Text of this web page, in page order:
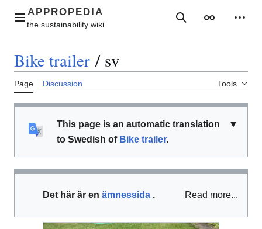
contentMain menu SearchAppearance
Bike trailer / sv
Page Discussion Tools
▼
This page is an automatic translation
to Swedish of Bike trailer.
Det här är en ämnessida . Read more...